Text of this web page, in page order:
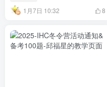
1月7日 10:32 8